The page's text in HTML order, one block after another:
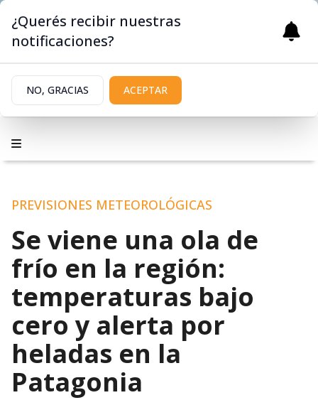
PREVISIONES METEOROLÓGICAS
Se viene una ola de
frío en la región:
temperaturas bajo
cero y alerta por
heladas en la
Patagonia
¿Querés recibir nuestras
notificaciones?
NO, GRACIAS ACEPTAR